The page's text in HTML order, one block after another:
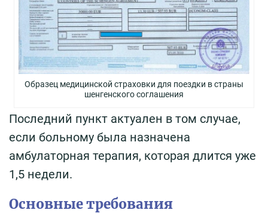
Образец медицинской страховки для поездки в страны
шенгенского соглашения
Последний пункт актуален в том случае,
если больному была назначена
амбулаторная терапия, которая длится уже
1,5 недели.
Основные требования